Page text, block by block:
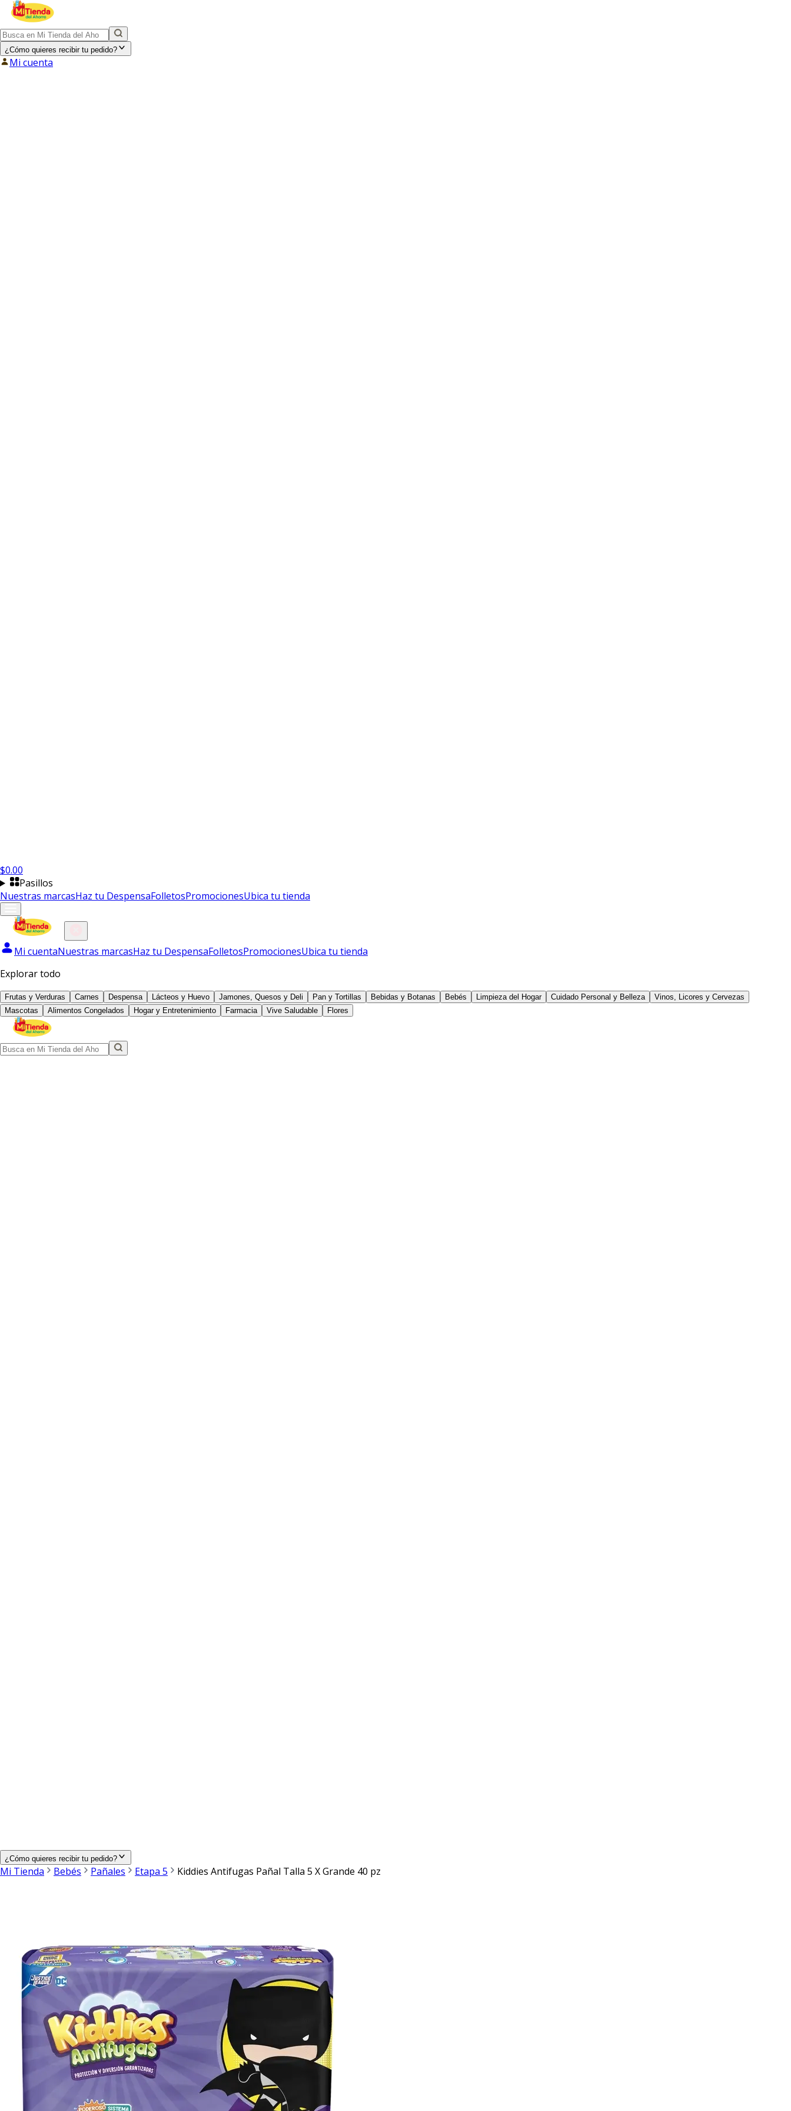
¿Cómo quieres recibir tu pedido?
Mi cuenta
$0.00
Pasillos
Nuestras marcasHaz tu DespensaFolletosPromocionesUbica tu tienda
Mi cuentaNuestras marcasHaz tu DespensaFolletosPromocionesUbica tu tienda
Explorar todo
Frutas y Verduras Carnes Despensa Lácteos y Huevo Jamones, Quesos y Deli Pan y Tortillas Bebidas y Botanas Bebés Limpieza del Hogar Cuidado Personal y Belleza
Vinos, Licores y Cervezas
Mascotas
Alimentos Congelados Hogar y Entretenimiento Farmacia Vive Saludable Flores
¿Cómo quieres recibir tu pedido?
Mi Tienda Bebés Pañales Etapa 5 Kiddies Antifugas Pañal Talla 5 X Grande 40 pz